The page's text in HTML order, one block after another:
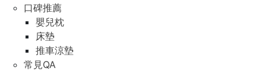
口碑推薦
嬰兒枕
床墊
推車涼墊
常見QA